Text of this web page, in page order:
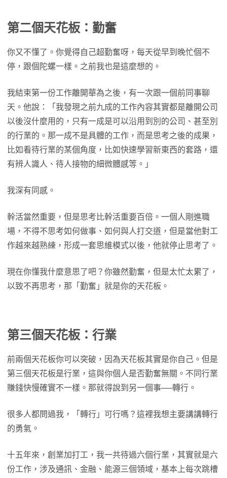
第二個天花板：勤奮
你又不懂了。你覺得自己超勤奮呀，每天從早到晚忙個不
停，跟個陀螺一樣。之前我也是這麼想的。
我結束第一份工作離開華為之後，有一次跟一個前同事聊
天。他說：「我發現之前九成的工作內容其實都是離開公司
以後沒什麼用的，只有一成是可以沿用到別的公司、甚至別
的行業的。那一成不是具體的工作，而是思考之後的成果，
比如看待行業的某個角度，比如快速學習新東西的套路，還
有辨人識人、待人接物的細微體感等。」
我深有同感。
幹活當然重要，但是思考比幹活重要百倍。一個人剛進職
場，不得不思考如何做事、如何與人打交道，但是當他對工
作越來越熟練，形成一套思維模式以後，他就停止思考了。
現在你懂我什麼意思了吧？你雖然勤奮，但是太忙太累了，
以致不再思考，那「勤奮」就是你的天花板。
第三個天花板：行業
前兩個天花板你可以突破，因為天花板其實是你自己。但是
第三個天花板是行業，這與你個人是否勤奮無關。不同行業
賺錢快慢確實不一樣。那就得說到另一個事──轉行。
很多人都問過我，「轉行」可行嗎？這裡我想主要講講轉行
的勇氣。
十五年來，創業加打工，我一共待過六個行業，其實就是六
份工作，涉及通訊、金融、能源三個領域，基本上每次跳槽